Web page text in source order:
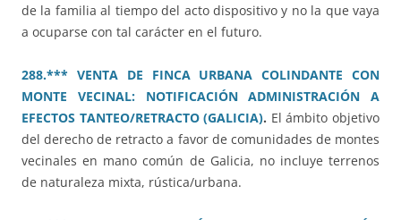
de la familia al tiempo del acto dispositivo y no la que vaya
a ocuparse con tal carácter en el futuro.
288.*** VENTA DE FINCA URBANA COLINDANTE CON
MONTE VECINAL: NOTIFICACIÓN ADMINISTRACIÓN A
EFECTOS TANTEO/RETRACTO (GALICIA). El ámbito objetivo
del derecho de retracto a favor de comunidades de montes
vecinales en mano común de Galicia, no incluye terrenos
de naturaleza mixta, rústica/urbana.